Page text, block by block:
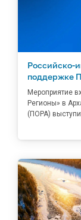
Российско-
поддержке
Мероприятие
Регионы» в
(ПОРА)